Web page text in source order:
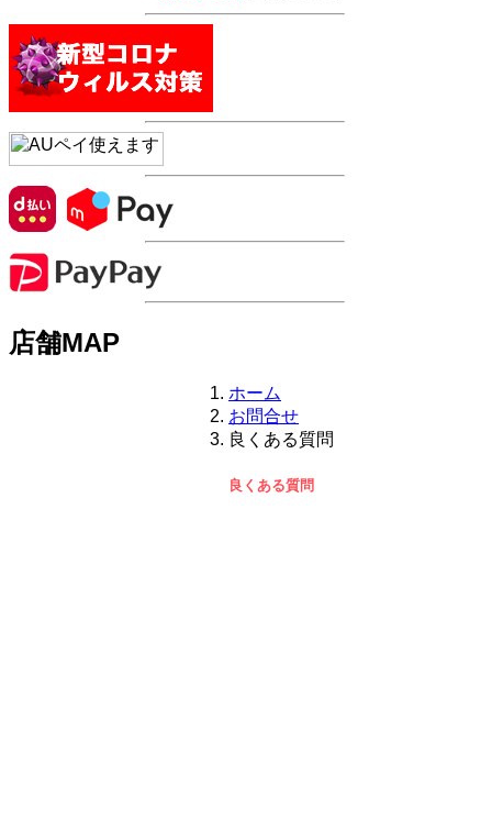
店舗MAP
ホーム
お問合せ
良くある質問
良くある質問